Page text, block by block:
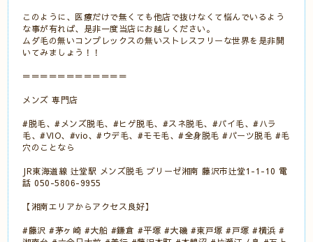
このように、医療だけで無くても他店で抜けなくて悩んでいるよう
な事が有れば、是非一度当店にお越しください。
ムダ毛の無いコンプレックスの無いストレスフリーな世界を是非開
いてみましょう！！
＝＝＝＝＝＝＝＝＝＝＝＝
メンズ 専門店
#脱毛、#メンズ脱毛、#ヒゲ脱毛、#スネ脱毛、#パイ毛、#ハラ
毛、#VIO、#vio、#ウデ毛、#モモ毛、#全身脱毛 #パーツ脱毛 #毛
穴のことなら
JR東海道線 辻堂駅 メンズ脱毛 ブリーゼ湘南 藤沢市辻堂1-1-10 電
話 050-5806-9955
【湘南エリアからアクセス良好】
#藤沢 #茅ヶ崎 #大船 #鎌倉 #平塚 #大磯 #東戸塚 #戸塚 #横浜 #